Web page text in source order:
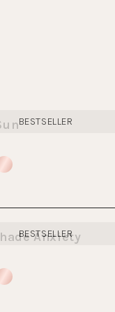
BESTSELLER
Anxiety
BESTSELLER